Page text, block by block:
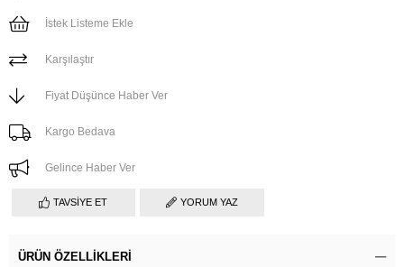
İstek Listeme Ekle
Karşılaştır
Fiyat Düşünce Haber Ver
Kargo Bedava
Gelince Haber Ver
TAVSIYE ET YORUM YAZ
ÜRÜN ÖZELLIKLERI